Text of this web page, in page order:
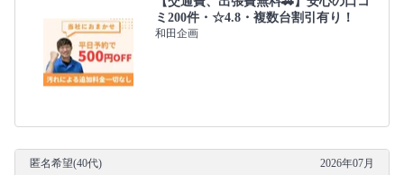
ミ200件・☆4.8・複数台割引有り！
和田企画
匿名希望(40代) 2026年07月